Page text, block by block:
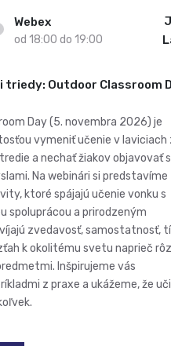
Webex
od 18:00 do 19:00
triedy: Outdoor Classroom
Day (5. novembra 2026) je
vymeniť učenie v laviciach
a nechať žiakov objavovať
Na webinári si predstavíme
ktoré spájajú učenie vonku s
spoluprácou a prirodzeným
zvedavosť, samostatnosť,
k okolitému svetu naprieč
Inšpirujeme vás
z praxe a ukážeme, že